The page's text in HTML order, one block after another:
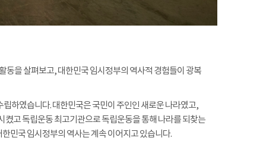
동을 살펴보고, 대한민국 임시정부의 역사적 경험들이 광복
하였습니다. 대한민국은 국민이 주인인 새로운 나라였고,
고 독립운동 최고기관으로 독립운동을 통해 나라를 되찾는
민국 임시정부의 역사는 계속 이어지고 있습니다.